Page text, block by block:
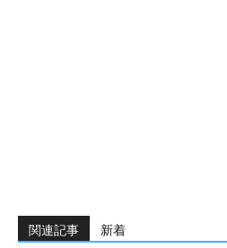
関連記事 新着